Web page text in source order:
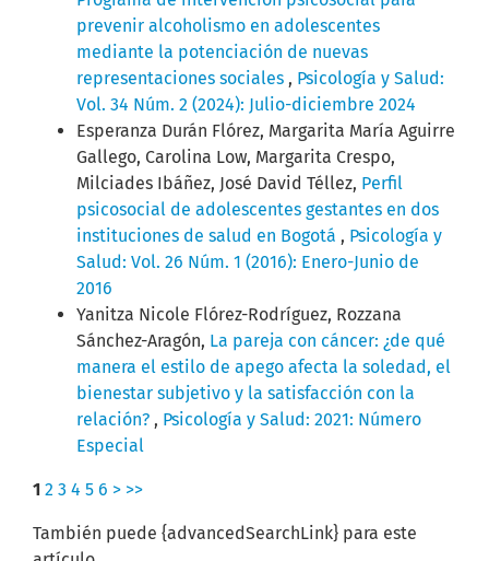
prevenir alcoholismo en adolescentes
mediante la potenciación de nuevas
representaciones sociales , Psicología y Salud:
Vol. 34 Núm. 2 (2024): Julio-diciembre 2024
Esperanza Durán Flórez, Margarita María Aguirre
Gallego, Carolina Low, Margarita Crespo,
Milciades Ibáñez, José David Téllez, Perfil
psicosocial de adolescentes gestantes en dos
instituciones de salud en Bogotá , Psicología y
Salud: Vol. 26 Núm. 1 (2016): Enero-Junio de
2016
Yanitza Nicole Flórez-Rodríguez, Rozzana
Sánchez-Aragón, La pareja con cáncer: ¿de qué
manera el estilo de apego afecta la soledad, el
bienestar subjetivo y la satisfacción con la
relación? , Psicología y Salud: 2021: Número
Especial
1 2 3 4 5 6 > >>
También puede {advancedSearchLink} para este